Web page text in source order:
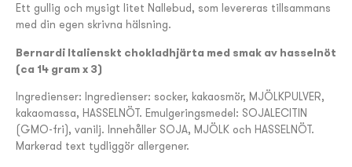
Ett gullig och mysigt litet Nallebud, som levereras tillsammans
med din egen skrivna hälsning.
Bernardi Italienskt chokladhjärta med smak av hasselnöt
(ca 14 gram x 3)
Ingredienser: Ingredienser: socker, kakaosmör, MJÖLKPULVER,
kakaomassa, HASSELNÖT. Emulgeringsmedel: SOJALECITIN
(GMO-fri), vanilj. Innehåller SOJA, MJÖLK och HASSELNÖT.
Markerad text tydliggör allergener.